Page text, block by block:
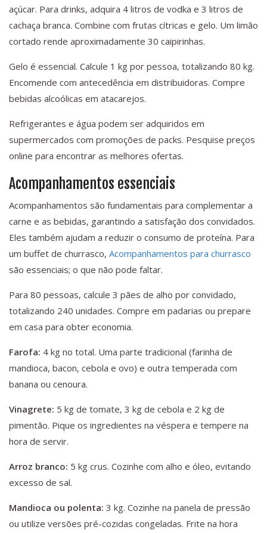
açúcar. Para drinks, adquira 4 litros de vodka e 3 litros de
cachaça branca. Combine com frutas cítricas e gelo. Um limão
cortado rende aproximadamente 30 caipirinhas.
Gelo é essencial. Calcule 1 kg por pessoa, totalizando 80 kg.
Encomende com antecedência em distribuidoras. Compre
bebidas alcoólicas em atacarejos.
Refrigerantes e água podem ser adquiridos em
supermercados com promoções de packs. Pesquise preços
online para encontrar as melhores ofertas.
Acompanhamentos essenciais
Acompanhamentos são fundamentais para complementar a
carne e as bebidas, garantindo a satisfação dos convidados.
Eles também ajudam a reduzir o consumo de proteína. Para
um buffet de churrasco, Acompanhamentos para churrasco
são essenciais; o que não pode faltar.
Para 80 pessoas, calcule 3 pães de alho por convidado,
totalizando 240 unidades. Compre em padarias ou prepare
em casa para obter economia.
Farofa: 4 kg no total. Uma parte tradicional (farinha de
mandioca, bacon, cebola e ovo) e outra temperada com
banana ou cenoura.
Vinagrete: 5 kg de tomate, 3 kg de cebola e 2 kg de
pimentão. Pique os ingredientes na véspera e tempere na
hora de servir.
Arroz branco: 5 kg crus. Cozinhe com alho e óleo, evitando
excesso de sal.
Mandioca ou polenta: 3 kg. Cozinhe na panela de pressão
ou utilize versões pré-cozidas congeladas. Frite na hora